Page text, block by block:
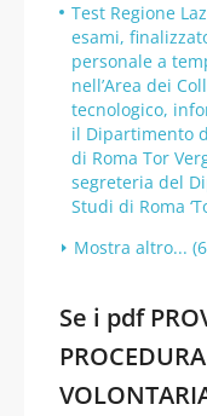
Test Regione
esami,
personale a
nell’Area dei
tecnologico,
il Dipartimento
di Roma Tor
segreteria del
Studi di Roma
Mostra altro...
Se i pdf